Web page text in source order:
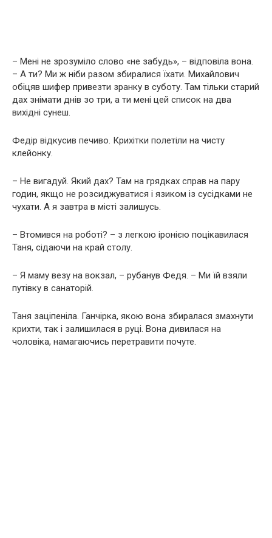
– Мені не зрозуміло слово «не забудь», – відповіла вона.
– А ти? Ми ж ніби разом збиралися їхати. Михайлович
обіцяв шифер привезти зранку в суботу. Там тільки старий
дах знімати днів зо три, а ти мені цей список на два
вихідні сунеш.
Федір відкусив печиво. Крихітки полетіли на чисту
клейонку.
– Не вигадуй. Який дах? Там на грядках справ на пару
годин, якщо не розсиджуватися і язиком із сусідками не
чухати. А я завтра в місті залишусь.
– Втомився на роботі? – з легкою іронією поцікавилася
Таня, сідаючи на край столу.
– Я маму везу на вокзал, – рубанув Федя. – Ми їй взяли
путівку в санаторій.
Таня заціпеніла. Ганчірка, якою вона збиралася змахнути
крихти, так і залишилася в руці. Вона дивилася на
чоловіка, намагаючись перетравити почуте.